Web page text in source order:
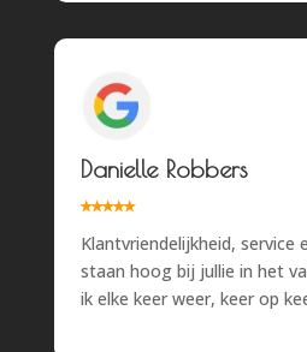
Danielle Robbers
⭑⭑⭑⭑⭑
Klantvriendelijkheid, service
staan hoog bij jullie in het
ik elke keer weer, keer op